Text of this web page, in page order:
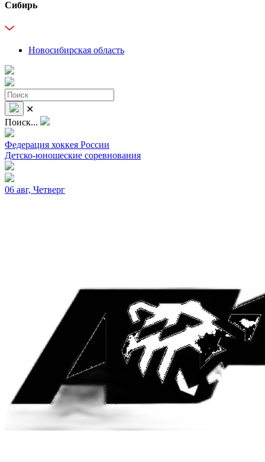
Сибирь
Новосибирская область
✕
Поиск...
Федерация хоккея России
Детско-юношеские соревнования
06 авг, Четверг